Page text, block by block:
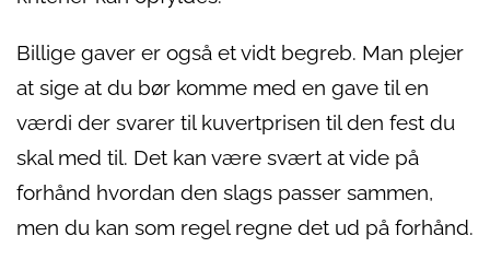
Billige gaver er også et vidt begreb. Man plejer
at sige at du bør komme med en gave til en
værdi der svarer til kuvertprisen til den fest du
skal med til. Det kan være svært at vide på
forhånd hvordan den slags passer sammen,
men du kan som regel regne det ud på forhånd.